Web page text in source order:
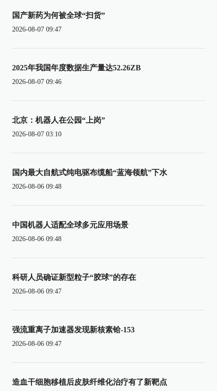
国产新药为何被全球“扫货”
2026-08-07 09:47
2025年我国年度数据生产量达52.26ZB
2026-08-07 09:46
北京：机器人在公园“上岗”
2026-08-07 03:10
国内最大自航式纯电驱布缆船“蓝海领航”下水
2026-08-06 09:48
中国机器人适配全球多元应用场景
2026-08-06 09:48
科研人员确证新型粒子“胶球”的存在
2026-08-06 09:47
强流重离子加速器发现新核素铪-153
2026-08-06 09:47
造血干细胞移植后皮肤纤维化治疗有了新靶点